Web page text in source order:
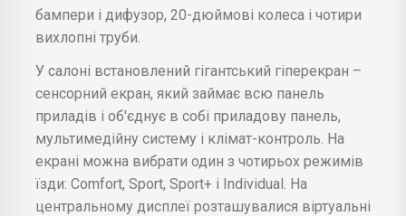
бампери і дифузор, 20-дюймові колеса і чотири
вихлопні труби.
У салоні встановлений гігантський гіперекран –
сенсорний екран, який займає всю панель
приладів і об'єднує в собі приладову панель,
мультимедійну систему і клімат-контроль. На
екрані можна вибрати один з чотирьох режимів
їзди: Comfort, Sport, Sport+ і Individual. На
центральному дисплеї розташувалися віртуальні